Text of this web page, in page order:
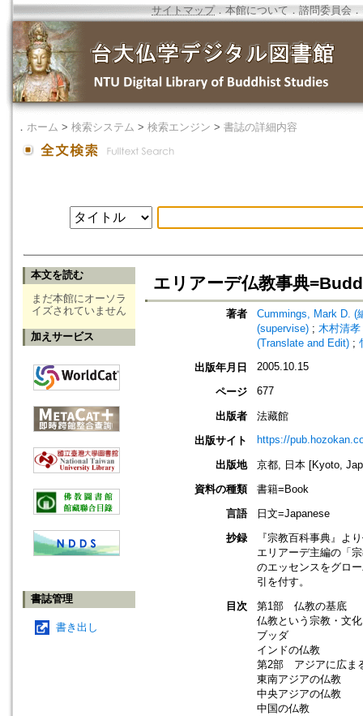
サイトマップ．本館について ． 諮問委員会 ．
． ホーム > 検索システム > 検索エンジン > 書誌の詳細内容
本文を読む
まだ本館にオーソラ
イズされていません
加えサービス
書誌管理
書き出し
エリアーデ仏教事典
著者
Cummings, Mark D. (
(supervise) ; 木村清
(Translate and Edit) ;
出版年月日
2005.10.15
ページ 677
出版者
法藏館
出版サイト
https://
出版地
京都, 日本 [Kyoto,
資料の種類
書籍=Book
言語
日文=Japanese
抄録
『宗教百科事典』よ
エリアーデ主編の「
のエッセンスをグロ
引を付す。
目次
第1部 仏教の基底
仏教という宗教・文
ブッダ レイノ
インドの仏教
第2部 アジアに広ま
東南アジアの仏教
中央アジアの仏教
中国の仏教 チ